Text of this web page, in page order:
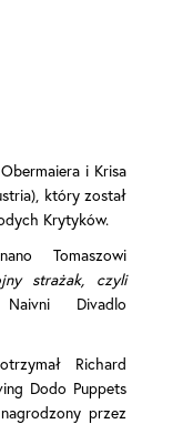
i Krisa
który został
Krytyków.
Tomaszowi
strażak, czyli
Naivni Divadlo
Richard
Dodo Puppets
przez